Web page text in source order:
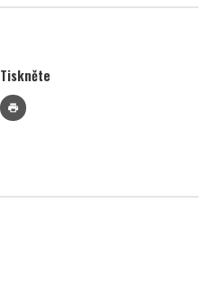
Tiskněte
print